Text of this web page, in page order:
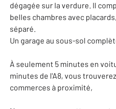
dégagée sur la verdure. Il
belles chambres avec
séparé.
Un garage au sous-sol
À seulement 5 minutes en
minutes de l'A8, vous
commerces à proximité,